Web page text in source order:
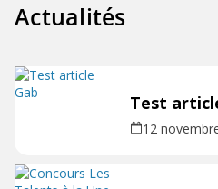
Actualités
Test
12